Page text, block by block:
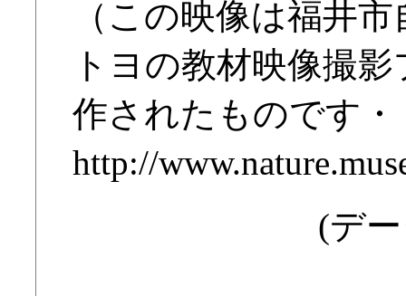
（この映像は福井
トヨの教材映像撮
作されたものです・
http://
(デ